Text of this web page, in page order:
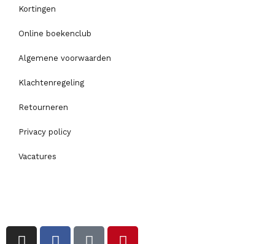
Kortingen
Online boekenclub
Algemene voorwaarden
Klachtenregeling
Retourneren
Privacy policy
Vacatures
I
F
T
P